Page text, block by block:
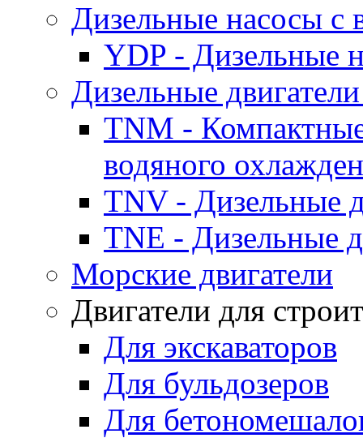
Дизельные насосы
YDP - Дизельные
Дизельные
TNM -
водяного
TNV - Дизельные
TNE - Дизельные
Морские двигатели
Двигатели для
Для экскаваторов
Для бульдозеров
Для